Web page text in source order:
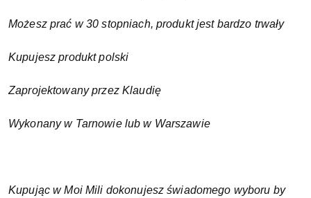
Możesz prać w 30 stopniach, produkt jest bardzo trwały
Kupujesz produkt polski
Zaprojektowany przez Klaudię
Wykonany w Tarnowie lub w Warszawie
Kupując w Moi Mili dokonujesz świadomego wyboru by